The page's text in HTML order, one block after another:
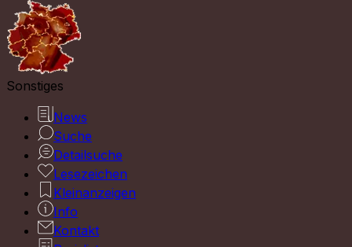
Sonstiges
News
Suche
Detailsuche
Lesezeichen
Kleinanzeigen
Info
Kontakt